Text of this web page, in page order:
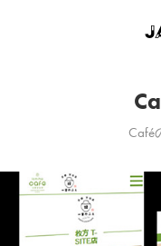
Café